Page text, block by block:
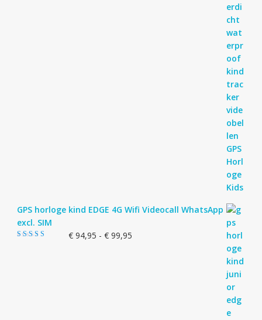
GPS horloge kind EDGE 4G Wifi Videocall WhatsApp
excl. SIM
€94,95 - €99,95Prijsklasse: